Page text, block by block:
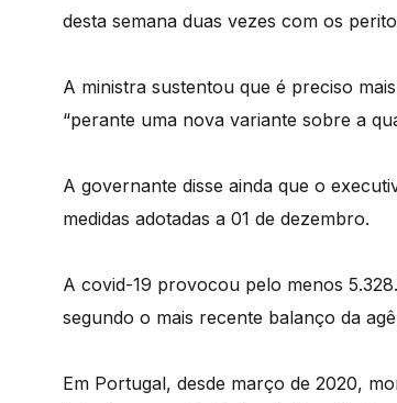
desta semana duas vezes com os
A ministra sustentou que é preciso
“perante uma nova variante sobre a
A governante disse ainda que o
medidas adotadas a 01 de dezembro.
A covid-19 provocou pelo menos
segundo o mais recente balanço da
Em Portugal, desde março de 2020,